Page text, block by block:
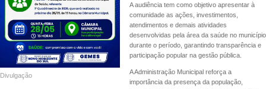
Divulgação
A audiência tem como objetivo apresentar à
comunidade as ações, investimentos,
atendimentos e demais atividades
desenvolvidas pela área da saúde no município
durante o período, garantindo transparência e
participação popular na gestão pública.
A Administração Municipal reforça a
importância da presença da população,